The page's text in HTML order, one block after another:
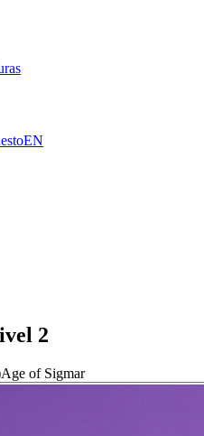
EN
2
Age of Sigmar